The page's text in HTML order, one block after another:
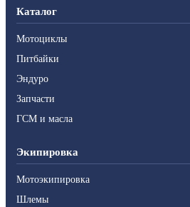
Каталог
Мотоциклы
Питбайки
Эндуро
Запчасти
ГСМ и масла
Экипировка
Мотоэкипировка
Шлемы